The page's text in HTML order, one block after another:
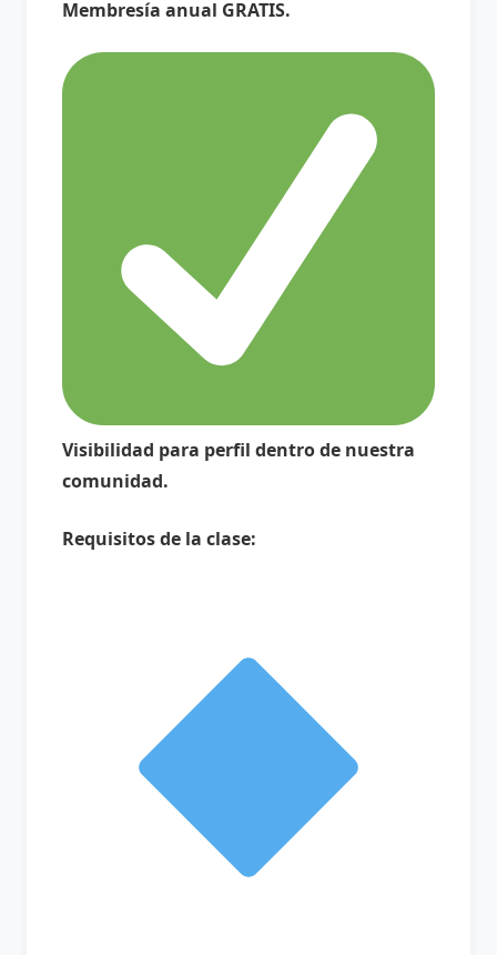
Membresía anual GRATIS.
Visibilidad para perfil dentro de nuestra
comunidad.
Requisitos de la clase: